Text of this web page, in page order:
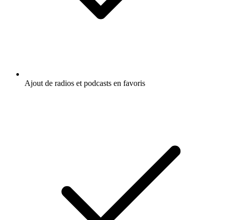
Ajout de radios et podcasts en favoris